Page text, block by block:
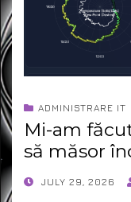
ADMINISTRARE IT
Mi-am
să măsor
POSTED
JULY 29, 2026